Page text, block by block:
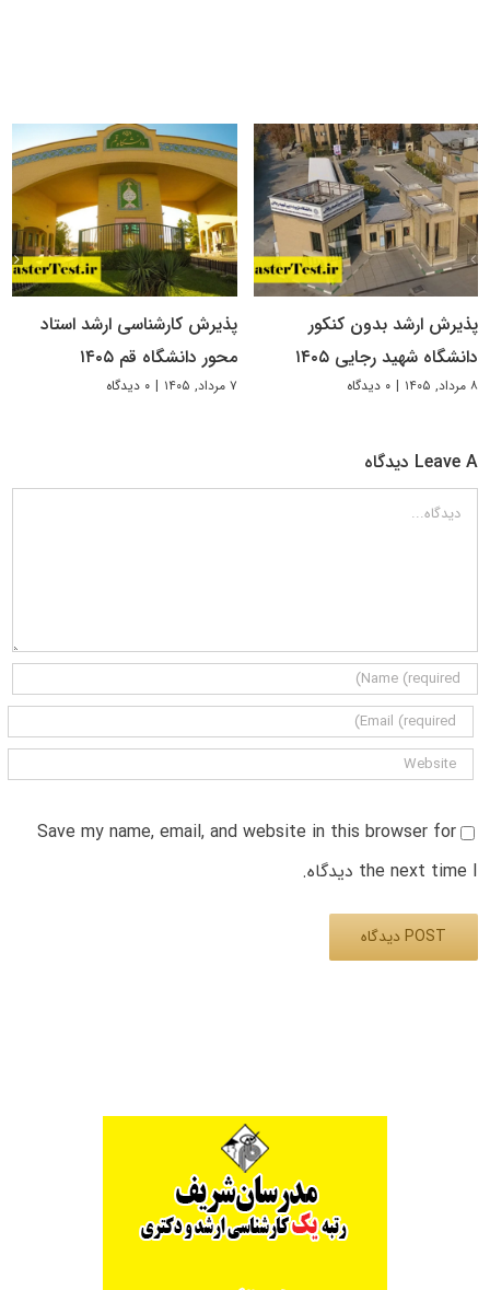
پذیرش ارشد بدون کنکور
دانشگاه شهید رجایی ۱۴۰۵
۸ مرداد, ۱۴۰۵ | ۰ دیدگاه
پذیرش کارشناسی ارشد استاد
محور دانشگاه قم ۱۴۰۵
۷ مرداد, ۱۴۰۵ | ۰ دیدگاه
Leave A دیدگاه
دیدگاه
Save my name, email, and website in this browser for
the next time I دیدگاه.